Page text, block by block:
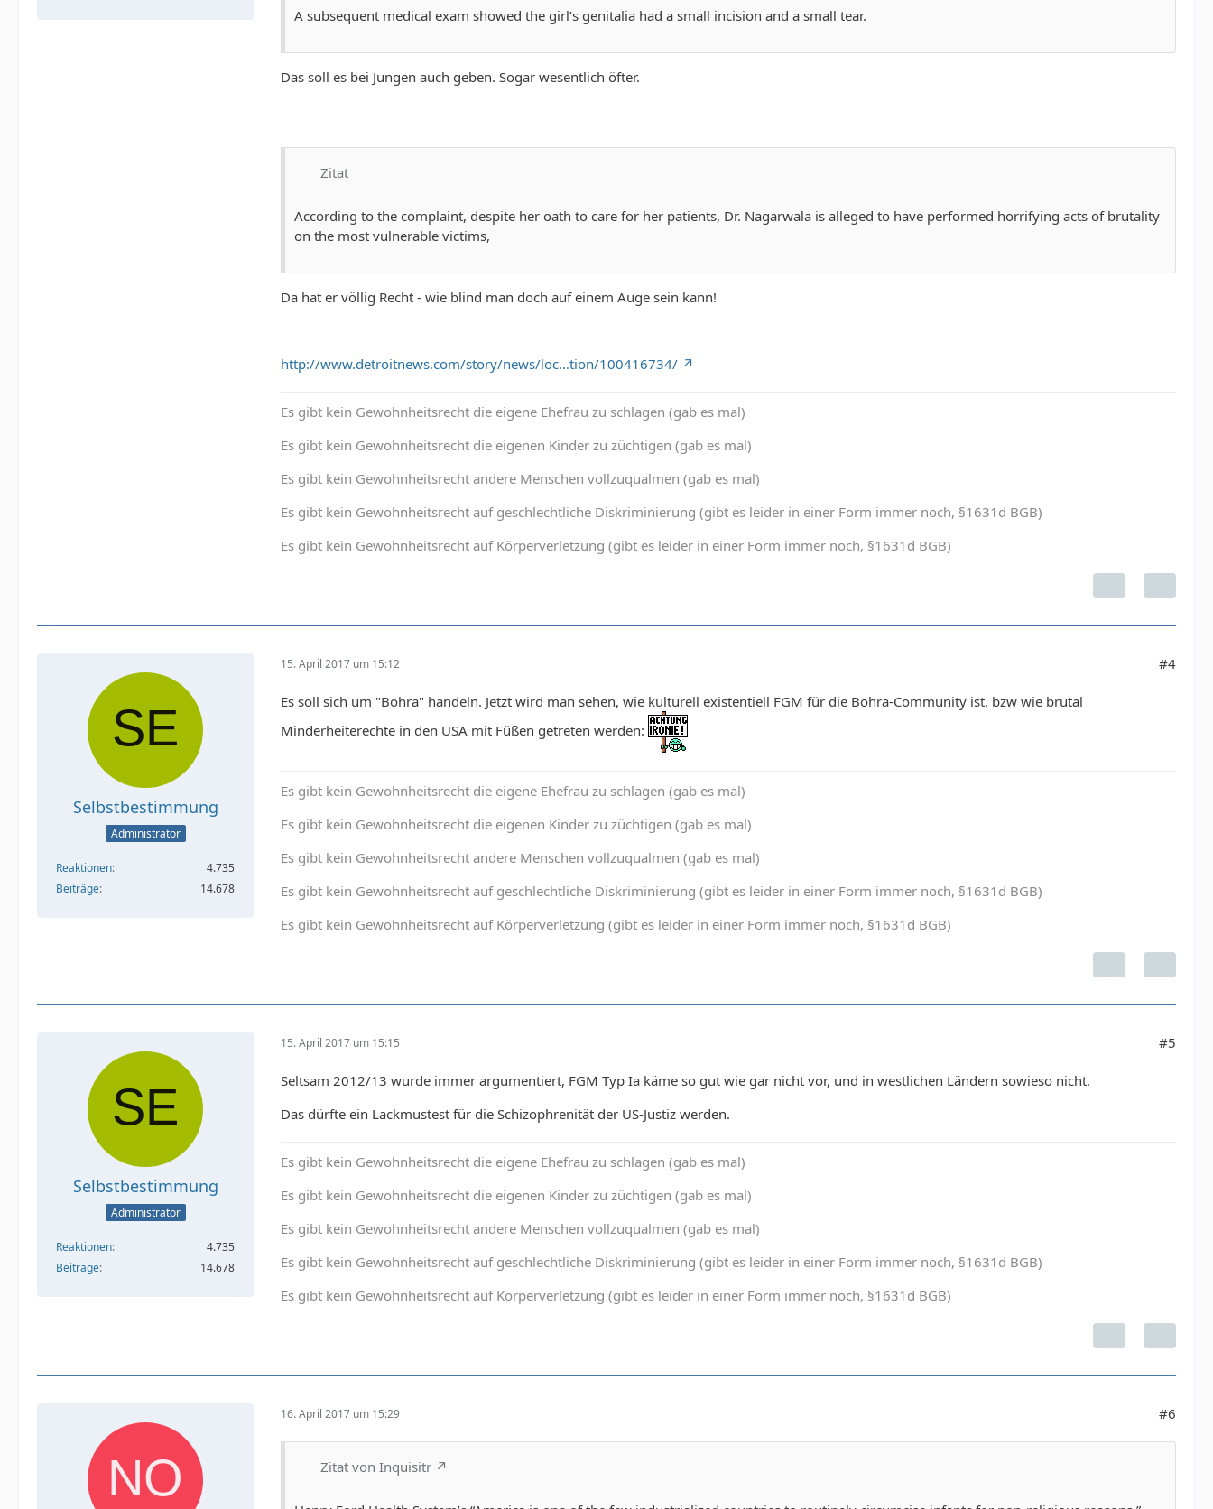
A subsequent medical exam showed the girl’s genitalia had a small incision and a small tear.
Das soll es bei Jungen auch geben. Sogar wesentlich öfter.
Zitat
According to the complaint, despite her oath to care for her patients, Dr. Nagarwala is alleged to have performed horrifying acts of brutality
on the most vulnerable victims,
Da hat er völlig Recht - wie blind man doch auf einem Auge sein kann!
http://www.detroitnews.com/story/news/loc…tion/100416734/
Es gibt kein Gewohnheitsrecht die eigene Ehefrau zu schlagen (gab es mal)
Es gibt kein Gewohnheitsrecht die eigenen Kinder zu züchtigen (gab es mal)
Es gibt kein Gewohnheitsrecht andere Menschen vollzuqualmen (gab es mal)
Es gibt kein Gewohnheitsrecht auf geschlechtliche Diskriminierung (gibt es leider in einer Form immer noch, §1631d BGB)
Es gibt kein Gewohnheitsrecht auf Körperverletzung (gibt es leider in einer Form immer noch, §1631d BGB)
Selbstbestimmung
Administrator
Reaktionen
4.735
Beiträge
14.678
15. April 2017 um 15:12 #4
Es soll sich um "Bohra" handeln. Jetzt wird man sehen, wie kulturell existentiell FGM für die Bohra-Community ist, bzw wie brutal
Minderheiterechte in den USA mit Füßen getreten werden:
Es gibt kein Gewohnheitsrecht die eigene Ehefrau zu schlagen (gab es mal)
Es gibt kein Gewohnheitsrecht die eigenen Kinder zu züchtigen (gab es mal)
Es gibt kein Gewohnheitsrecht andere Menschen vollzuqualmen (gab es mal)
Es gibt kein Gewohnheitsrecht auf geschlechtliche Diskriminierung (gibt es leider in einer Form immer noch, §1631d BGB)
Es gibt kein Gewohnheitsrecht auf Körperverletzung (gibt es leider in einer Form immer noch, §1631d BGB)
Selbstbestimmung
Administrator
Reaktionen
4.735
Beiträge
14.678
15. April 2017 um 15:15 #5
Seltsam 2012/13 wurde immer argumentiert, FGM Typ Ia käme so gut wie gar nicht vor, und in westlichen Ländern sowieso nicht.
Das dürfte ein Lackmustest für die Schizophrenität der US-Justiz werden.
Es gibt kein Gewohnheitsrecht die eigene Ehefrau zu schlagen (gab es mal)
Es gibt kein Gewohnheitsrecht die eigenen Kinder zu züchtigen (gab es mal)
Es gibt kein Gewohnheitsrecht andere Menschen vollzuqualmen (gab es mal)
Es gibt kein Gewohnheitsrecht auf geschlechtliche Diskriminierung (gibt es leider in einer Form immer noch, §1631d BGB)
Es gibt kein Gewohnheitsrecht auf Körperverletzung (gibt es leider in einer Form immer noch, §1631d BGB)
16. April 2017 um 15:29 #6
Zitat von Inquisitr